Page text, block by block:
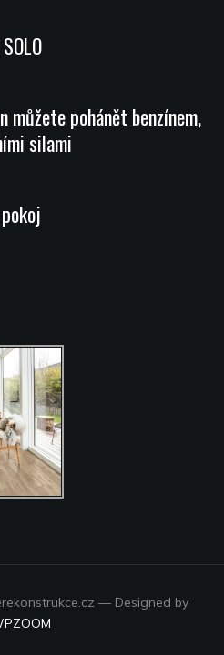
můžete pohánět benzínem,
silami
— Designed by